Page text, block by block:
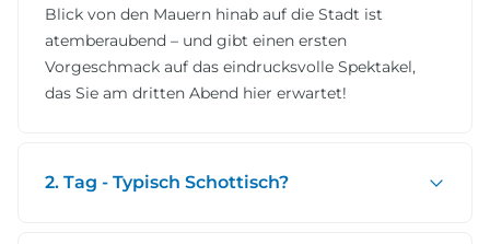
Blick von den Mauern hinab auf die Stadt ist
atemberaubend – und gibt einen ersten
Vorgeschmack auf das eindrucksvolle Spektakel,
das Sie am dritten Abend hier erwartet!
2. Tag - Typisch Schottisch?